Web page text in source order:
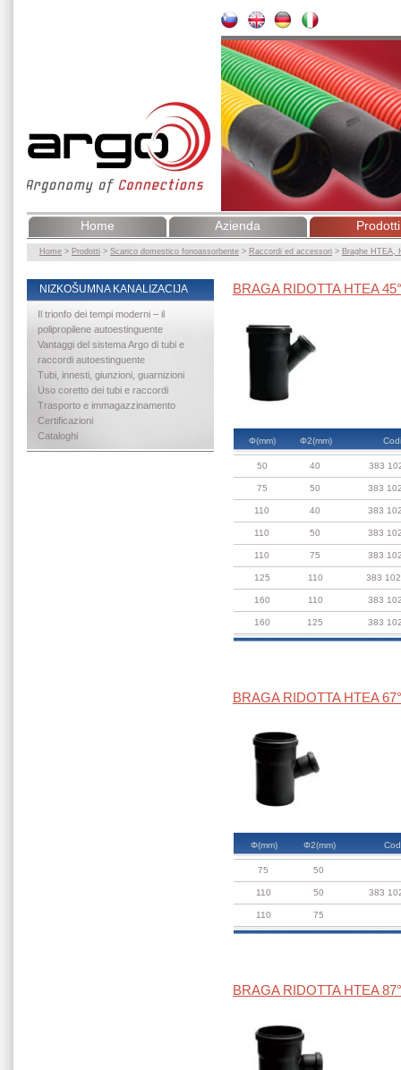
Home Azienda Prodotti
Home > Prodotti > Scarico domestico fonoassorbente > Raccordi ed accessori > Braghe HTEA,
NIZKOŠUMNA KANALIZACIJA
Il trionfo dei tempi moderni – il
polipropilene autoestinguente
Vantaggi del sistema Argo di tubi e
raccordi autoestinguente
Tubi, innesti, giunzioni, guarnizioni
Uso coretto dei tubi e raccordi
Trasporto e immagazzinamento
Certificazioni
Cataloghi
BRAGA RIDOTTA HTEA 45°
Φ(mm) Φ2(mm)
50 40 383
75 50 383
110 40 383
110 50 383
110 75 383
125 110 383
160 110 383
160 125 383
BRAGA RIDOTTA HTEA 67°
Φ(mm) Φ2(mm)
75 50
110 50 383
110 75
BRAGA RIDOTTA HTEA 87°